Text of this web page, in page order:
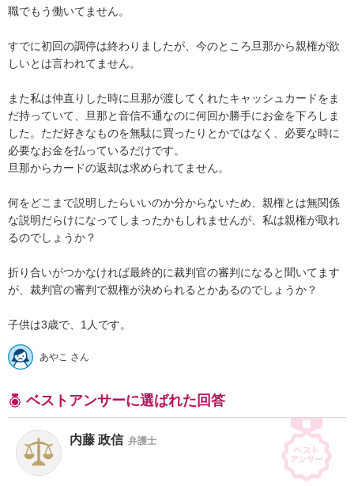
職でもう働いてません。
すでに初回の調停は終わりましたが、今のところ旦那から親権が欲
しいとは言われてません。
また私は仲直りした時に旦那が渡してくれたキャッシュカードをま
だ持っていて、旦那と音信不通なのに何回か勝手にお金を下ろしま
した。ただ好きなものを無駄に買ったりとかではなく、必要な時に
必要なお金を払っているだけです。
旦那からカードの返却は求められてません。
何をどこまで説明したらいいのか分からないため、親権とは無関係
な説明だらけになってしまったかもしれませんが、私は親権が取れ
るのでしょうか？
折り合いがつかなければ最終的に裁判官の審判になると聞いてます
が、裁判官の審判で親権が決められるとかあるのでしょうか？
子供は3歳で、1人です。
あやこ さん
ベストアンサーに選ばれた回答
内藤 政信 弁護士